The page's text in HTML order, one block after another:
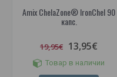
Amix ChelaZone® IronChel 90
капс.
19,95€ 13,95€
Товар в наличии